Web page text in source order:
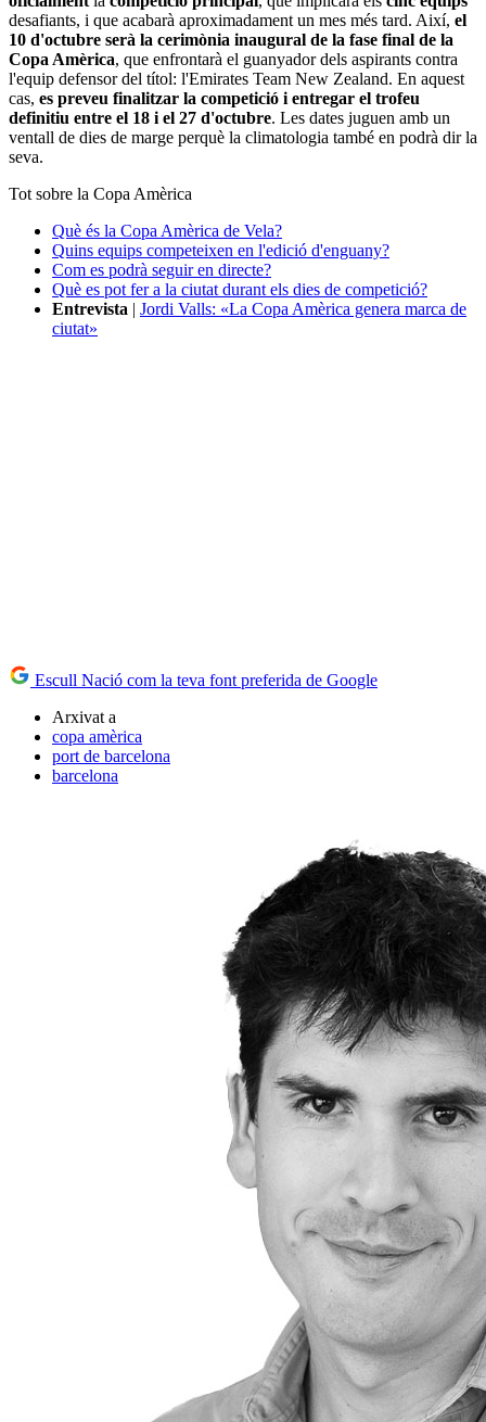
desafiants, i que acabarà aproximadament un mes més tard. Així, el
10 d'octubre serà la cerimònia inaugural de la fase final de la
Copa Amèrica, que enfrontarà el guanyador dels aspirants contra
l'equip defensor del títol: l'Emirates Team New Zealand. En aquest
cas, es preveu finalitzar la competició i entregar el trofeu
definitiu entre el 18 i el 27 d'octubre. Les dates juguen amb un
ventall de dies de marge perquè la climatologia també en podrà dir la
seva.
Tot sobre la Copa Amèrica
Què és la Copa Amèrica de Vela?
Quins equips competeixen en l'edició d'enguany?
Com es podrà seguir en directe?
Què es pot fer a la ciutat durant els dies de competició?
Entrevista | Jordi Valls: «La Copa Amèrica genera marca de
ciutat»
Escull Nació com la teva font preferida de Google
Arxivat a
copa amèrica
port de barcelona
barcelona